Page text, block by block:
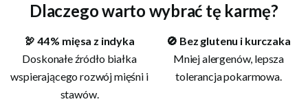
Dlaczego warto wybrać tę karmę?
🦃 44 % mięsa z indyka
Doskonałe źródło białka
wspierającego rozwój mięśni i
stawów.
🚫 Bez glutenu i kurczaka
Mniej alergenów, lepsza
tolerancja pokarmowa.